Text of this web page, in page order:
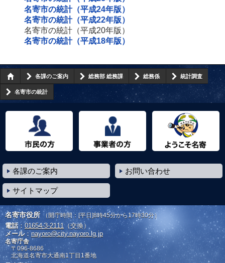
名寄市の統計（平成24年版）
名寄市の統計（平成22年版）
名寄市の統計（平成20年版）
名寄市の統計（平成18年版）
各課のご案内 総務部 総務課 総務係 統計調査
名寄市の統計
各課のご案内 お問い合わせ
サイトマップ
名寄市役所 （開庁時間：[平日]8時45分から17時30分）
電話： 01654-3-2111（交換）
メール：nayoro@city.nayoro.lg.jp
名寄庁舎
〒096-8686
北海道名寄市大通南1丁目1番地